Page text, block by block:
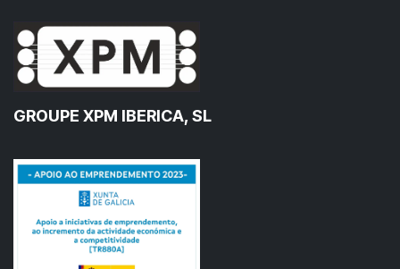
GROUPE XPM IBERICA, SL